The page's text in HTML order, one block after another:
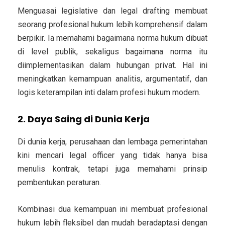
Menguasai legislative dan legal drafting membuat
seorang profesional hukum lebihkomprehensif dalam
berpikir. Ia memahami bagaimana norma hukum dibuat
di level publik, sekaligus bagaimana norma itu
diimplementasikan dalam hubungan privat. Hal ini
meningkatkan kemampuan analitis, argumentatif, dan
logis keterampilan inti dalam profesi hukum modern.
2. Daya Saing di Dunia Kerja
Di dunia kerja, perusahaan dan lembaga pemerintahan
kini mencari legal officer yang tidak hanya bisa
menulis kontrak, tetapi juga memahami prinsip
pembentukan peraturan.
Kombinasi dua kemampuan ini membuat profesional
hukum lebih fleksibel dan mudah beradaptasi dengan